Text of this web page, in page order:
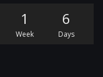
1
Week
6
Days